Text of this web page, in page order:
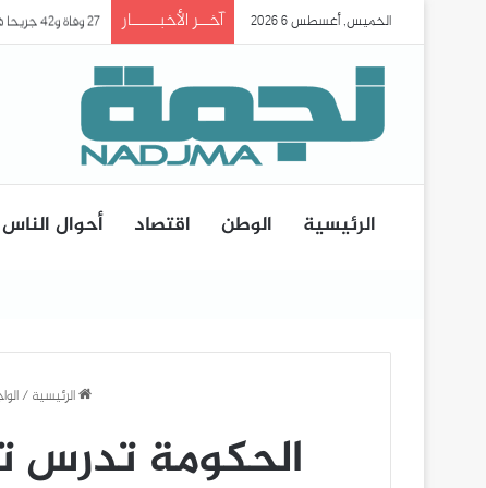
الخميس, أغسطس 6 2026 آخــر الأخبـــــار 27 وفاة و42 جريحا في حادث انقلاب حافلة ببومرداس..
الرئيسية الوطن اقتصاد أحوال الناس
الرئيسية/
الحكومة تدرس